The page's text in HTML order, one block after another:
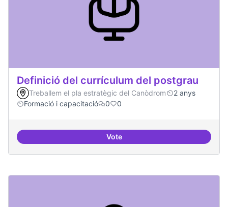
Definició del currículum del postgrau
Treballem el pla estratègic del Canòdrom
2 anys
Formació i capacitació
0 0
VoteDefinició del currículum del